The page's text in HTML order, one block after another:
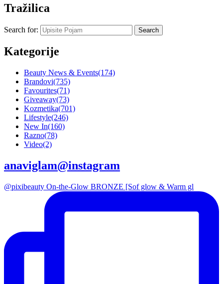
Tražilica
Search for:
Kategorije
Beauty News & Events(174)
Brandovi(735)
Favourites(71)
Giveaway(73)
Kozmetika(701)
Lifestyle(246)
New In(160)
Razno(78)
Video(2)
anaviglam@instagram
@pixibeauty On-the-Glow BRONZE [Sof glow & Warm gl